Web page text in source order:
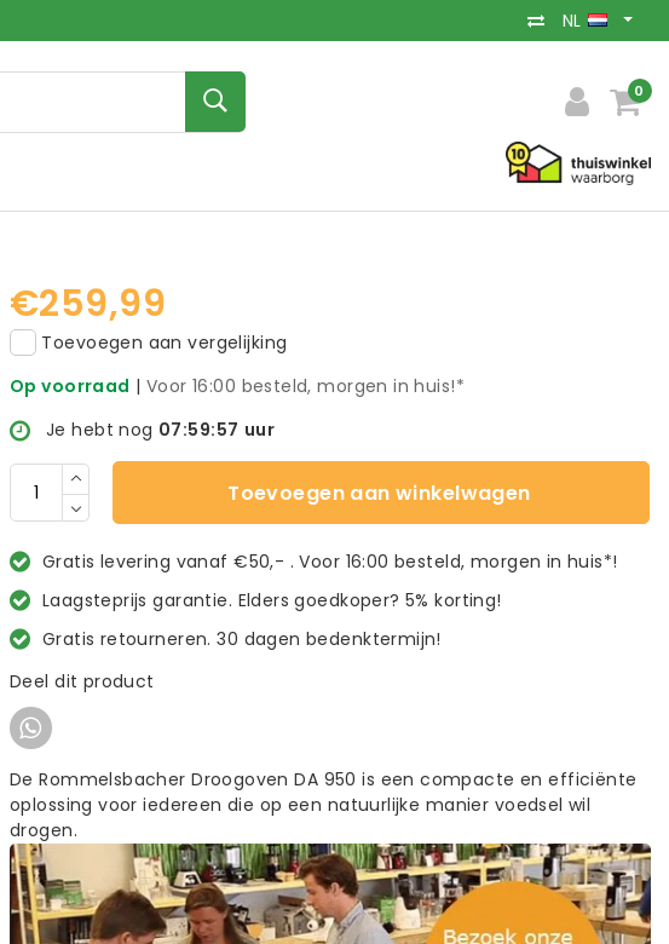
NL
0
€259,99
Toevoegen aan vergelijking
Op voorraad | Voor 16:00 besteld, morgen in huis!*
Je hebt nog 07:59:56 uur
Toevoegen aan winkelwagen
Gratis levering vanaf €50,- . Voor 16:00 besteld, morgen in huis*!
Laagsteprijs garantie. Elders goedkoper? 5% korting!
Gratis retourneren. 30 dagen bedenktermijn!
Deel dit product
De Rommelsbacher Droogoven DA 950 is een compacte en efficiënte
oplossing voor iedereen die op een natuurlijke manier voedsel wil
drogen.